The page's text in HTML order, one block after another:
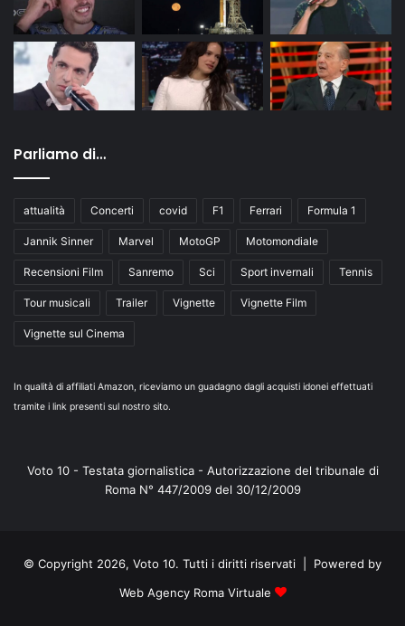
Parliamo di…
attualità Concerti covid F1 Ferrari Formula 1
Jannik Sinner Marvel MotoGP Motomondiale
Recensioni Film Sanremo Sci Sport invernali Tennis
Tour musicali Trailer Vignette Vignette Film
Vignette sul Cinema
In qualità di affiliati Amazon, riceviamo un guadagno dagli acquisti idonei effettuati
tramite i link presenti sul nostro sito.
Voto 10 - Testata giornalistica - Autorizzazione del tribunale di
Roma N° 447/2009 del 30/12/2009
© Copyright 2026, Voto 10. Tutti i diritti riservati | Powered by
Web Agency Roma Virtuale